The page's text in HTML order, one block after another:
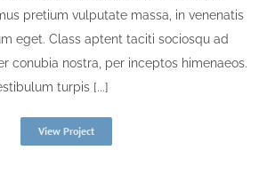
pretium vulputate massa, in venenatis
eget. Class aptent taciti sociosqu ad
conubia nostra, per inceptos himenaeos.
turpis [...]
View Project